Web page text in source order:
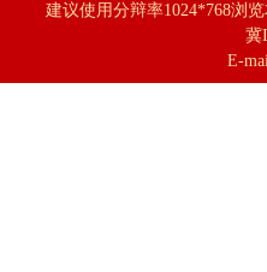
建议使用分辩率1024*768浏
冀
E-